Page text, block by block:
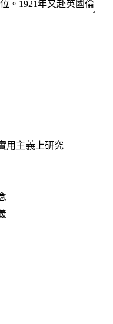
用主義上研究